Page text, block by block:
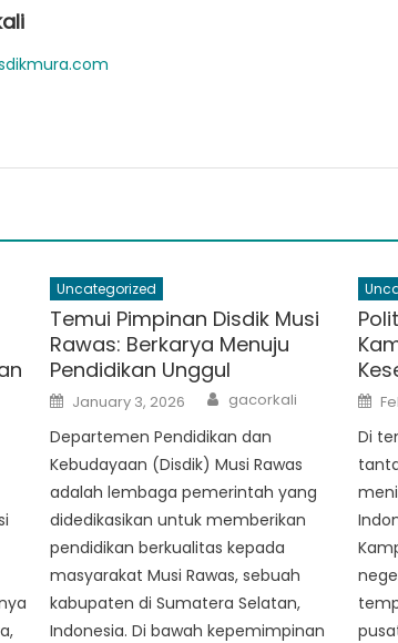
Uncategorized
Temui Pimpinan Disdik Musi
Rawas: Berkarya Menuju
Pendidikan Unggul
Posted
on
January 3, 2026 Author
gacorkali
Departemen Pendidikan dan
Kebudayaan (Disdik) Musi Rawas
adalah lembaga pemerintah yang
didedikasikan untuk memberikan
pendidikan berkualitas kepada
masyarakat Musi Rawas, sebuah
kabupaten di Sumatera Selatan,
Indonesia. Di bawah kepemimpinan
on
Di